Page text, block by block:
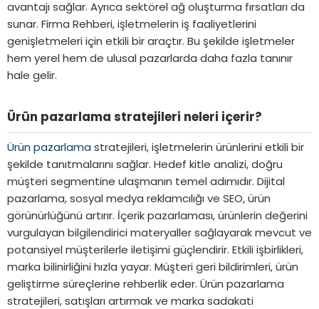
avantajı sağlar. Ayrıca sektörel ağ oluşturma fırsatları da
sunar. Firma Rehberi, işletmelerin iş faaliyetlerini
genişletmeleri için etkili bir araçtır. Bu şekilde işletmeler
hem yerel hem de ulusal pazarlarda daha fazla tanınır
hale gelir.
Ürün pazarlama stratejileri neleri içerir?​
Ürün pazarlama stratejileri, işletmelerin ürünlerini etkili bir
şekilde tanıtmalarını sağlar. Hedef kitle analizi, doğru
müşteri segmentine ulaşmanın temel adımıdır. Dijital
pazarlama, sosyal medya reklamcılığı ve SEO, ürün
görünürlüğünü artırır. İçerik pazarlaması, ürünlerin değerini
vurgulayan bilgilendirici materyaller sağlayarak mevcut ve
potansiyel müşterilerle iletişimi güçlendirir. Etkili işbirlikleri,
marka bilinirliğini hızla yayar. Müşteri geri bildirimleri, ürün
geliştirme süreçlerine rehberlik eder. Ürün pazarlama
stratejileri, satışları artırmak ve marka sadakati